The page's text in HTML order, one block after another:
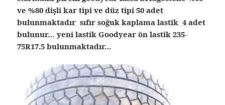
ve %80 dişli kar tipi ve düz tipi 50 adet
bulunmaktadır sıfır soğuk kaplama lastik 4 adet
bulunur… yeni lastik Goodyear ön lastik 235-
75R17.5 bulunmaktadır…